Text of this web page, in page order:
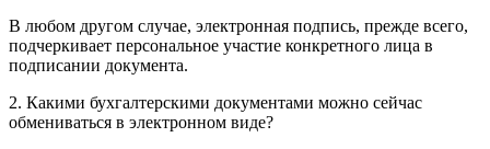
В любом другом случае, электронная подпись, прежде всего,
подчеркивает персональное участие конкретного лица в
подписании документа.
2. Какими бухгалтерскими документами можно сейчас
обмениваться в электронном виде?